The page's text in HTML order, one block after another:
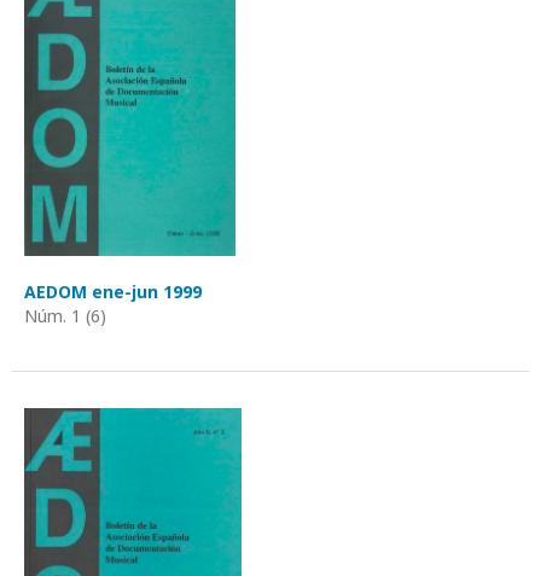
AEDOM ene-jun 1999
Núm. 1 (6)